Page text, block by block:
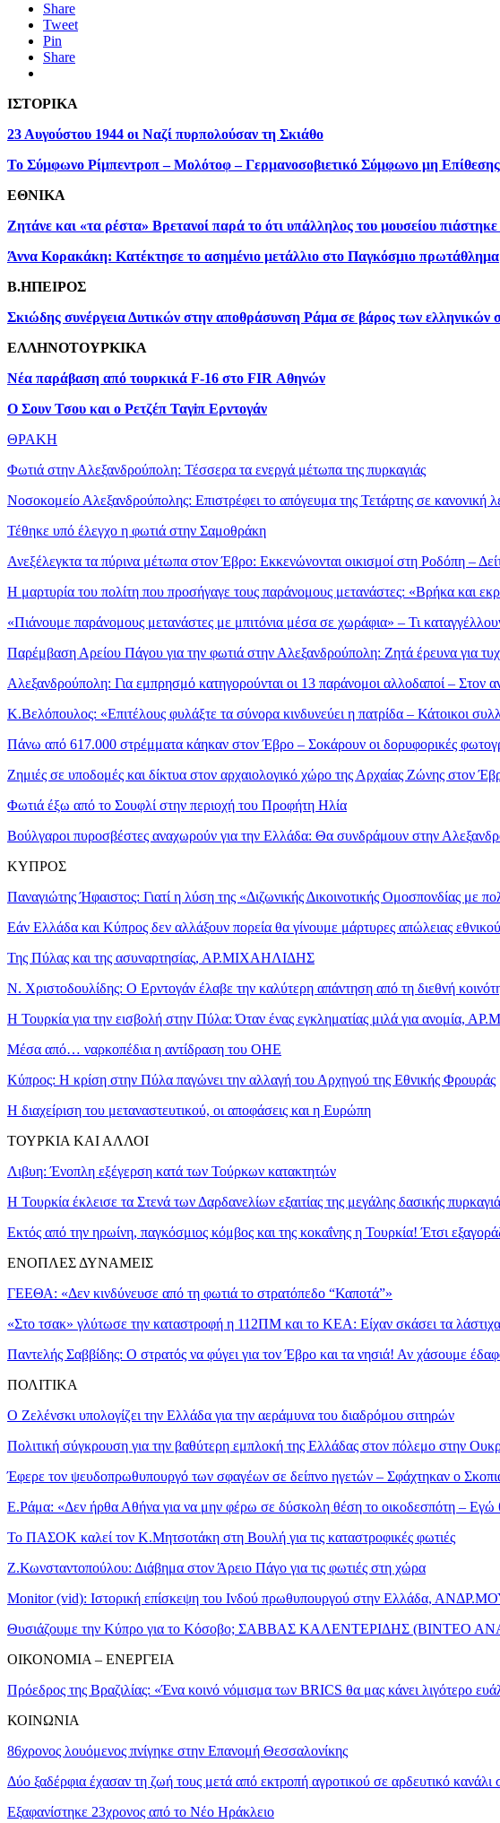
Share
Tweet
Pin
Share
ΙΣΤΟΡΙΚΑ
23 Αυγούστου 1944 οι Ναζί πυρπολούσαν τη Σκιάθο
Το Σύμφωνο Ρίμπεντροπ – Μολότοφ – Γερμανοσοβιετικό Σύμφωνο μη
ΕΘΝΙΚΑ
Ζητάνε και «τα ρέστα» Βρετανοί παρά το ότι υπάλληλος του μουσείου
Άννα Κορακάκη: Κατέκτησε το ασημένιο μετάλλιο στο Παγκόσμιο πρωτάθλημα
B.HΠΕΙΡΟΣ
Σκιώδης συνέργεια Δυτικών στην αποθράσυνση Ράμα σε βάρος των ελληνικών
ΕΛΛΗΝΟΤΟΥΡΚΙΚΑ
Νέα παράβαση από τουρκικά F-16 στο FIR Αθηνών
Ο Σουν Τσου και ο Ρετζέπ Ταγiπ Ερντογάν
ΘΡΑΚΗ
Φωτιά στην Αλεξανδρούπολη: Τέσσερα τα ενεργά μέτωπα της πυρκαγιάς
Νοσοκομείο Αλεξανδρούπολης: Επιστρέφει το απόγευμα της Τετάρτης σε κανονική
Τέθηκε υπό έλεγχο η φωτιά στην Σαμοθράκη
Ανεξέλεγκτα τα πύρινα μέτωπα στον Έβρο: Εκκενώνονται οικισμοί στη Ροδόπη –
H μαρτυρία του πολίτη που προσήγαγε τους παράνομους μετανάστες: «Βρήκα και
«Πιάνουμε παράνομους μετανάστες με μπιτόνια μέσα σε χωράφια» – Τι
Παρέμβαση Αρείου Πάγου για την φωτιά στην Αλεξανδρούπολη: Ζητά έρευνα για
Αλεξανδρούπολη: Για εμπρησμό κατηγορούνται οι 13 παράνομοι αλλοδαποί – Στον
Κ.Βελόπουλος: «Επιτέλους φυλάξτε τα σύνορα κινδυνεύει η πατρίδα – Κάτοικοι
Πάνω από 617.000 στρέμματα κάηκαν στον Έβρο – Σοκάρουν οι δορυφορικές
Ζημιές σε υποδομές και δίκτυα στον αρχαιολογικό χώρο της Αρχαίας Ζώνης στον
Φωτιά έξω από το Σουφλί στην περιοχή του Προφήτη Ηλία
Βούλγαροι πυροσβέστες αναχωρούν για την Ελλάδα: Θα συνδράμουν στην
ΚΥΠΡΟΣ
Παναγιώτης Ήφαιστος: Γιατί η λύση της «Διζωνικής Δικοινοτικής Ομοσπονδίας με
Εάν Ελλάδα και Κύπρος δεν αλλάξουν πορεία θα γίνουμε μάρτυρες απώλειας
Της Πύλας και της ασυναρτησίας, ΑΡ.ΜΙΧΑΗΛΙΔΗΣ
Ν. Χριστοδουλίδης: Ο Ερντογάν έλαβε την καλύτερη απάντηση από τη διεθνή
Η Τουρκία για την εισβολή στην Πύλα: Όταν ένας εγκληματίας μιλά για ανομία,
Μέσα από… ναρκοπέδια η αντίδραση του ΟΗΕ
Κύπρος: Η κρίση στην Πύλα παγώνει την αλλαγή του Αρχηγού της Εθνικής Φρουράς
Η διαχείριση του μεταναστευτικού, οι αποφάσεις και η Ευρώπη
ΤΟΥΡΚΙΑ ΚΑΙ ΑΛΛΟΙ
Λιβυη: Ένοπλη εξέγερση κατά των Τούρκων κατακτητών
Η Τουρκία έκλεισε τα Στενά των Δαρδανελίων εξαιτίας της μεγάλης δασικής
Εκτός από την ηρωίνη, παγκόσμιος κόμβος και της κοκαΐνης η Τουρκία! Έτσι
ΕΝΟΠΛΕΣ ΔΥΝΑΜΕΙΣ
ΓΕΕΘΑ: «Δεν κινδύνευσε από τη φωτιά το στρατόπεδο “Καποτά”»
«Στο τσακ» γλύτωσε την καταστροφή η 112ΠΜ και το ΚΕΑ: Είχαν σκάσει τα λάστιχα
Παντελής Σαββίδης: Ο στρατός να φύγει για τον Έβρο και τα νησιά! Αν χάσουμε
ΠΟΛΙΤΙΚΑ
Ο Ζελένσκι υπολογίζει την Ελλάδα για την αεράμυνα του διαδρόμου σιτηρών
Πολιτική σύγκρουση για την βαθύτερη εμπλοκή της Ελλάδας στον πόλεμο στην
Έφερε τον ψευδοπρωθυπουργό των σφαγέων σε δείπνο ηγετών – Σφάχτηκαν ο
Ε.Ράμα: «Δεν ήρθα Αθήνα για να μην φέρω σε δύσκολη θέση το οικοδεσπότη –
Το ΠΑΣΟΚ καλεί τον Κ.Μητσοτάκη στη Βουλή για τις καταστροφικές φωτιές
Z.Κωνσταντοπούλου: Διάβημα στον Άρειο Πάγο για τις φωτιές στη χώρα
Monitor (vid): Ιστορική επίσκεψη του Ινδού πρωθυπουργού στην Ελλάδα,
Θυσιάζουμε την Κύπρο για το Κόσοβο; ΣΑΒΒΑΣ ΚΑΛΕΝΤΕΡΙΔΗΣ (ΒΙΝΤΕΟ
ΟΙΚΟΝΟΜΙΑ – ENEΡΓEIA
Πρόεδρος της Βραζιλίας: «Ένα κοινό νόμισμα των BRICS θα μας κάνει λιγότερο
ΚΟΙΝΩΝΙΑ
86χρονος λουόμενος πνίγηκε στην Επανομή Θεσσαλονίκης
Δύο ξαδέρφια έχασαν τη ζωή τους μετά από εκτροπή αγροτικού σε αρδευτικό κανάλι
Εξαφανίστηκε 23χρονος από το Νέο Ηράκλειο